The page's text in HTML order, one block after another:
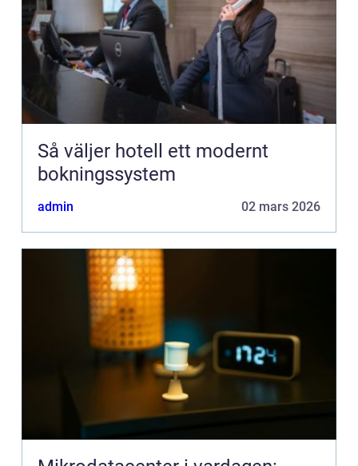
Så väljer hotell ett modernt
bokningssystem
admin 02 mars 2026